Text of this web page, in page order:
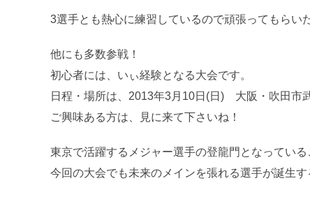
3選手とも熱心に練習しているので頑張ってもらい
他にも多数参戦！
初心者には、いぃ経験となる大会です。
日程・場所は、2013年3月10日(日) 大阪・吹田市
ご興味ある方は、見に来て下さいね！
東京で活躍するメジャー選手の登龍門となっている
今回の大会でも未来のメインを張れる選手が誕生